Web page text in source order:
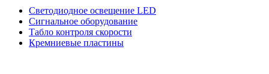
Светодиодное освещение LED
Сигнальное оборудование
Табло контроля скорости
Кремниевые пластины